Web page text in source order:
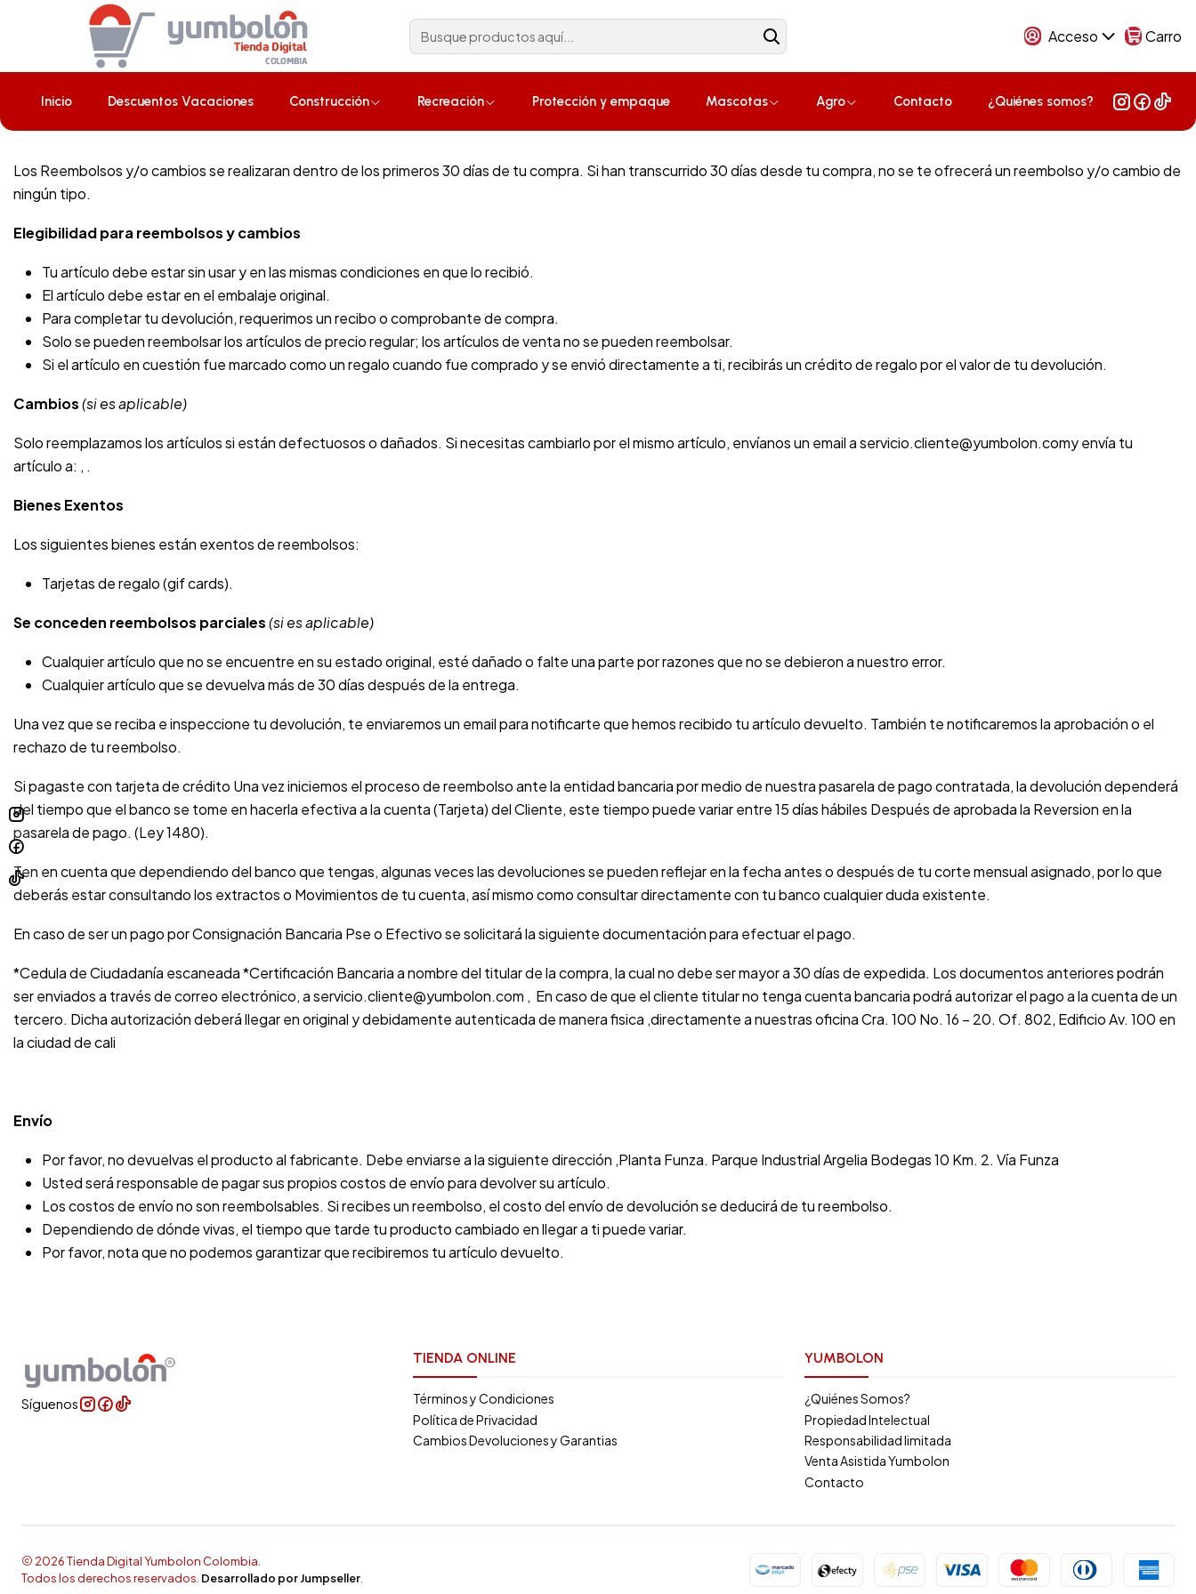
Acceso Carro
Inicio Descuentos Vacaciones Construcción Recreación Protección y empaque Mascotas Agro Contacto ¿Quiénes somos?
Politica de Reembolso
Politica de Reembolso
Los Reembolsos y/o cambios se realizaran dentro de los primeros 30 días de tu compra. Si han transcurrido 30 días desde tu compra, no se te ofrecerá un reembolso y/o cambio de
ningún tipo.
Elegibilidad para reembolsos y cambios
Tu artículo debe estar sin usar y en las mismas condiciones en que lo recibió.
El artículo debe estar en el embalaje original.
Para completar tu devolución, requerimos un recibo o comprobante de compra.
Solo se pueden reembolsar los artículos de precio regular; los artículos de venta no se pueden reembolsar.
Si el artículo en cuestión fue marcado como un regalo cuando fue comprado y se envió directamente a ti, recibirás un crédito de regalo por el valor de tu devolución.
Cambios(si es aplicable)
Solo reemplazamos los artículos si están defectuosos o dañados. Si necesitas cambiarlo por el mismo artículo, envíanos un email a servicio.cliente@yumbolon.comy envía tu
artículo a: , .
Bienes Exentos
Los siguientes bienes están exentos de reembolsos:
Tarjetas de regalo (gif cards).
Se conceden reembolsos parciales(si es aplicable)
Cualquier artículo que no se encuentre en su estado original, esté dañado o falte una parte por razones que no se debieron a nuestro error.
Cualquier artículo que se devuelva más de 30 días después de la entrega.
Una vez que se reciba e inspeccione tu devolución, te enviaremos un email para notificarte que hemos recibido tu artículo devuelto. También te notificaremos la aprobación o el
rechazo de tu reembolso.
Si pagaste con tarjeta de crédito Una vez iniciemos el proceso de reembolso ante la entidad bancaria por medio de nuestra pasarela de pago contratada, la devolución dependerá
del tiempo que el banco se tome en hacerla efectiva a la cuenta (Tarjeta) del Cliente, este tiempo puede variar entre 15 días hábiles Después de aprobada la Reversion en la
pasarela de pago. (Ley 1480).
Ten en cuenta que dependiendo del banco que tengas, algunas veces las devoluciones se pueden reflejar en la fecha antes o después de tu corte mensual asignado, por lo que
deberás estar consultando los extractos o Movimientos de tu cuenta, así mismo como consultar directamente con tu banco cualquier duda existente.
En caso de ser un pago por Consignación Bancaria Pse o Efectivo se solicitará la siguiente documentación para efectuar el pago.
*Cedula de Ciudadanía escaneada *Certificación Bancaria a nombre del titular de la compra, la cual no debe ser mayor a 30 días de expedida. Los documentos anteriores podrán
ser enviados a través de correo electrónico, aservicio.cliente@yumbolon.com , En caso de que el cliente titular no tenga cuenta bancaria podrá autorizar el pago a la cuenta de un
tercero. Dicha autorización deberá llegar en original y debidamente autenticada de manera fisica ,directamente a nuestras oficina Cra. 100 No. 16 – 20. Of. 802, Edificio Av. 100 en
la ciudad de cali
Envío
Por favor, no devuelvas el producto al fabricante. Debe enviarse a la siguiente dirección ,Planta Funza. Parque Industrial Argelia Bodegas 10 Km. 2. Vía Funza
Usted será responsable de pagar sus propios costos de envío para devolver su artículo.
Los costos de envío no son reembolsables. Si recibes un reembolso, el costo del envío de devolución se deducirá de tu reembolso.
Dependiendo de dónde vivas, el tiempo que tarde tu producto cambiado en llegar a ti puede variar.
Por favor, nota que no podemos garantizar que recibiremos tu artículo devuelto.
Síguenos
TIENDA ONLINE
Términos y Condiciones
Política de Privacidad
Cambios Devoluciones y Garantias
YUMBOLON
¿Quiénes Somos?
Propiedad Intelectual
Responsabilidad limitada
Venta Asistida Yumbolon
Contacto
2026 Tienda Digital Yumbolon Colombia.
Todos los derechos reservados. Desarrollado por Jumpseller